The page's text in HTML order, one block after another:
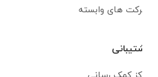
شرکت های وابسته
پشتیبانی